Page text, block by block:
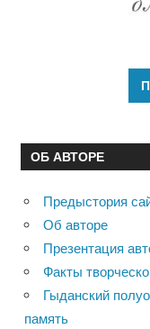
ОБ АВТОРЕ
Предыстория
Об авторе
Презентация
Факты
Гыданский
память